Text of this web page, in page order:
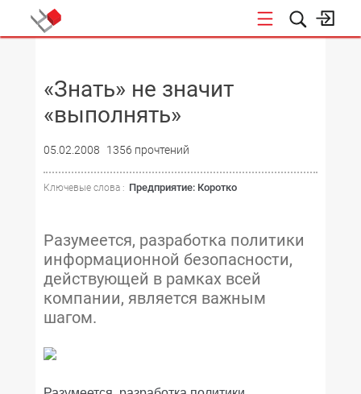
«Знать» не значит
«выполнять»
05.02.2008 1356 прочтений
Ключевые слова : Предприятие: Коротко
Разумеется, разработка политики
информационной безопасности,
действующей в рамках всей
компании, является важным
шагом.